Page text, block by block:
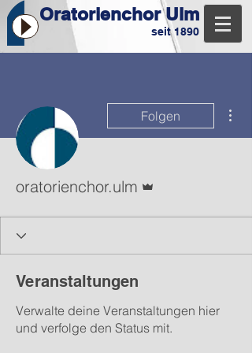
Oratorienchor Ulm
seit 1890
Folgen
oratorienchor.ulm
Veranstaltungen
Verwalte deine Veranstaltungen hier
und verfolge den Status mit.